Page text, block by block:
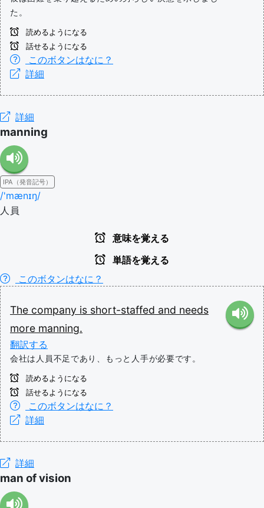
た。
読めるようになる
話せるようになる
このボタンはなに？
詳細
詳細
manning
IPA（発音記号）
/'mænɪŋ/
人員
意味を覚える
単語を覚える
このボタンはなに？
The company is short-staffed and needs
more manning.
翻訳する
会社は人員不足であり、もっと人手が必要です。
読めるようになる
話せるようになる
このボタンはなに？
詳細
詳細
man of vision